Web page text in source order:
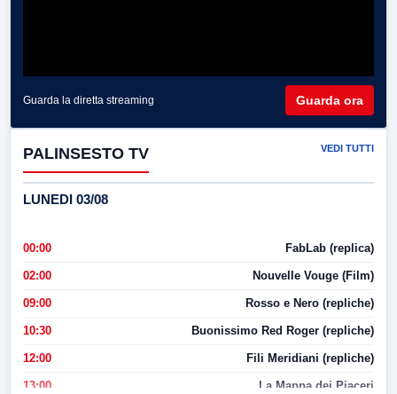
Guarda la diretta streaming Guarda ora
PALINSESTO TV VEDI TUTTI
LUNEDI 03/08
00:00 FabLab (replica)
02:00 Nouvelle Vouge (Film)
09:00 Rosso e Nero (repliche)
10:30 Buonissimo Red Roger (repliche)
12:00 Fili Meridiani (repliche)
13:00 La Mappa dei Piaceri